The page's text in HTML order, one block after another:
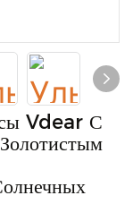
Vdear С